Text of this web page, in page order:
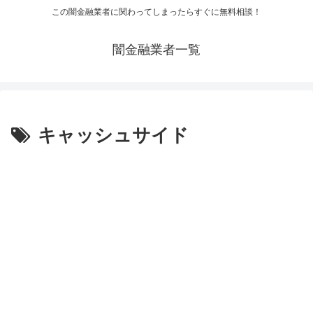
この闇金融業者に関わってしまったらすぐに無料相談！
闇金融業者一覧
キャッシュサイド